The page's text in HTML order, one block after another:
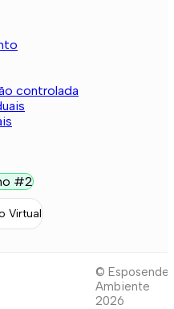
controlada
#2
Virtual
© Esposende
Ambiente
2026